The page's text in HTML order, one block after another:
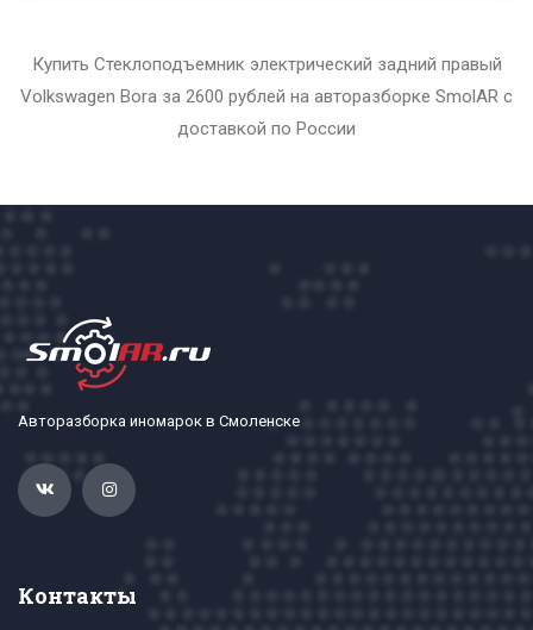
Купить Стеклоподъемник электрический задний правый
Volkswagen Bora за 2600 рублей на авторазборке SmolAR с
доставкой по России
Авторазборка иномарок в Смоленске
Контакты